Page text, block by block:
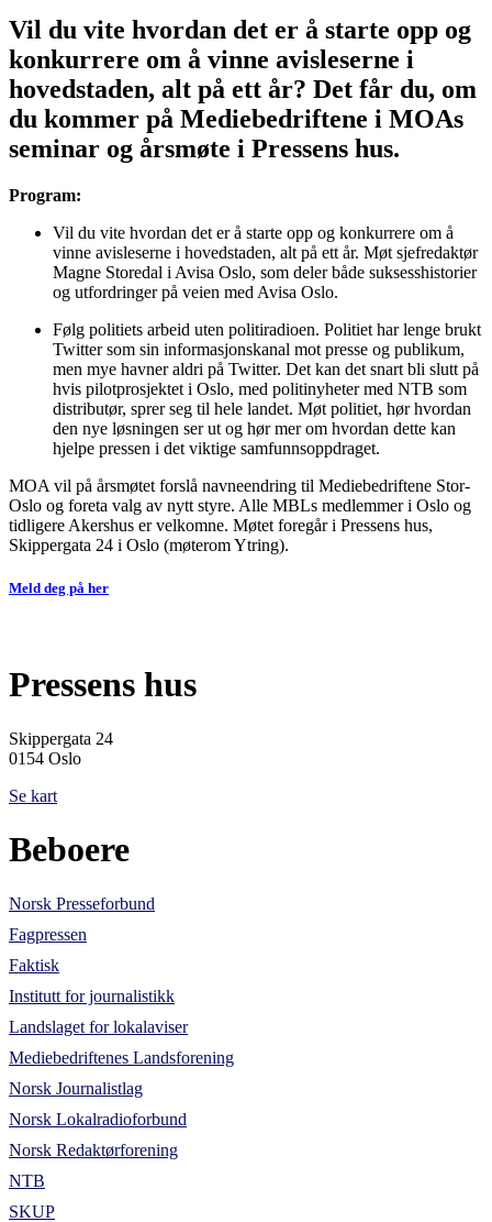
Vil du vite hvordan det er å starte opp og
konkurrere om å vinne avisleserne i
hovedstaden, alt på ett år? Det får du, om
du kommer på Mediebedriftene i MOAs
seminar og årsmøte i Pressens hus.
Program:
Vil du vite hvordan det er å starte opp og konkurrere om å
vinne avisleserne i hovedstaden, alt på ett år. Møt sjefredaktør
Magne Storedal i Avisa Oslo, som deler både suksesshistorier
og utfordringer på veien med Avisa Oslo.
Følg politiets arbeid uten politiradioen. Politiet har lenge brukt
Twitter som sin informasjonskanal mot presse og publikum,
men mye havner aldri på Twitter. Det kan det snart bli slutt på
hvis pilotprosjektet i Oslo, med politinyheter med NTB som
distributør, sprer seg til hele landet. Møt politiet, hør hvordan
den nye løsningen ser ut og hør mer om hvordan dette kan
hjelpe pressen i det viktige samfunnsoppdraget.
MOA vil på årsmøtet forslå navneendring til Mediebedriftene Stor-
Oslo og foreta valg av nytt styre. Alle MBLs medlemmer i Oslo og
tidligere Akershus er velkomne. Møtet foregår i Pressens hus,
Skippergata 24 i Oslo (møterom Ytring).
Meld deg på her
Pressens hus
Skippergata 24
0154 Oslo
Se kart
Beboere
Norsk Presseforbund
Fagpressen
Faktisk
Institutt for journalistikk
Landslaget for lokalaviser
Mediebedriftenes Landsforening
Norsk Journalistlag
Norsk Lokalradioforbund
Norsk Redaktørforening
NTB
SKUP